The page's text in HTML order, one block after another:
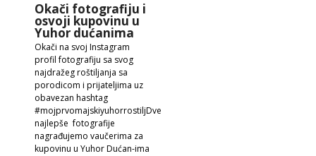
Okači fotografiju i
osvoji kupovinu u
Yuhor dućanima
Okači na svoj Instagram
profil fotografiju sa svog
najdražeg roštiljanja sa
porodicom i prijateljima uz
obavezan hashtag
#mojprvomajskiyuhorrostiljDve
najlepše fotografije
nagrađujemo vaučerima za
kupovinu u Yuhor Dućan-ima